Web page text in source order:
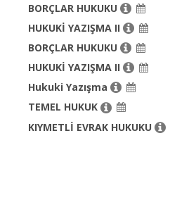
BORÇLAR HUKUKU
HUKUKİ YAZIŞMA II
BORÇLAR HUKUKU
HUKUKİ YAZIŞMA II
Hukuki Yazışma
TEMEL HUKUK
KIYMETLİ EVRAK HUKUKU